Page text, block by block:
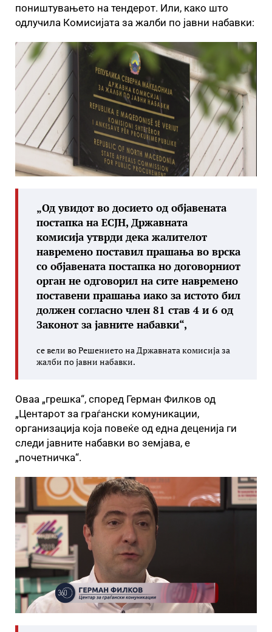
поништувањето на тендерот. Или, како што
одлучила Комисијата за жалби по јавни набавки:
„Од увидот во досието од објавената
постапка на ЕСЈН, Државната
комисија утврди дека жалителот
навремено поставил прашања во врска
со објавената постапка но договорниот
орган не одговорил на сите навремено
поставени прашања иако за истото бил
должен согласно член 81 став 4 и 6 од
Законот за јавните набавки“,
се вели во Решението на Државната комисија за
жалби по јавни набавки.
Оваа „грешка“, според Герман Филков од
„Центарот за граѓански комуникации,
организација која повеќе од една деценија ги
следи јавните набавки во земјава, е
„почетничка“.